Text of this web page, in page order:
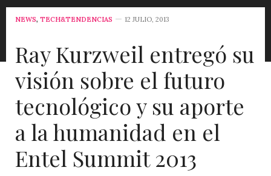
NEWS, TECH&TENDENCIAS 12 JULIO, 2013
Ray Kurzweil entregó su
visión sobre el futuro
tecnológico y su aporte
a la humanidad en el
Entel Summit 2013